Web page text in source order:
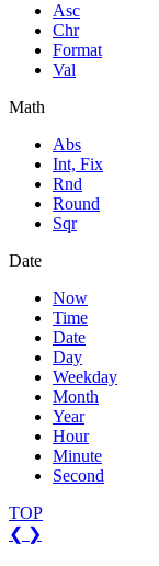
Asc
Chr
Format
Val
Math
Abs
Int, Fix
Rnd
Round
Sqr
Date
Now
Time
Date
Day
Weekday
Month
Year
Hour
Minute
Second
TOP
❮ ❯